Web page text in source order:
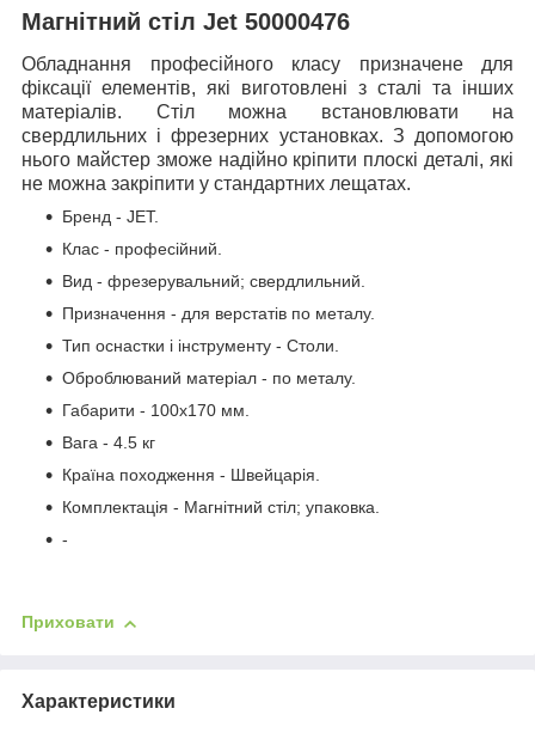
Магнітний стіл Jet 50000476
Обладнання професійного класу призначене для
фіксації елементів, які виготовлені з сталі та інших
матеріалів. Стіл можна встановлювати на
свердлильних і фрезерних установках. З допомогою
нього майстер зможе надійно кріпити плоскі деталі, які
не можна закріпити у стандартних лещатах.
Бренд - JET.
Клас - професійний.
Вид - фрезерувальний; свердлильний.
Призначення - для верстатів по металу.
Тип оснастки і інструменту - Столи.
Оброблюваний матеріал - по металу.
Габарити - 100х170 мм.
Вага - 4.5 кг
Країна походження - Швейцарія.
Комплектація - Магнітний стіл; упаковка.
-
Приховати
Характеристики